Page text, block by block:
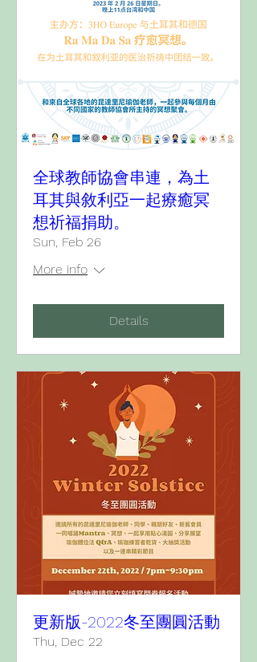
全球教師協會串連，為土
耳其與敘利亞一起療癒冥
想祈福捐助。
Sun, Feb 26
More info
Details
更新版-2022冬至團圓活動
Thu, Dec 22